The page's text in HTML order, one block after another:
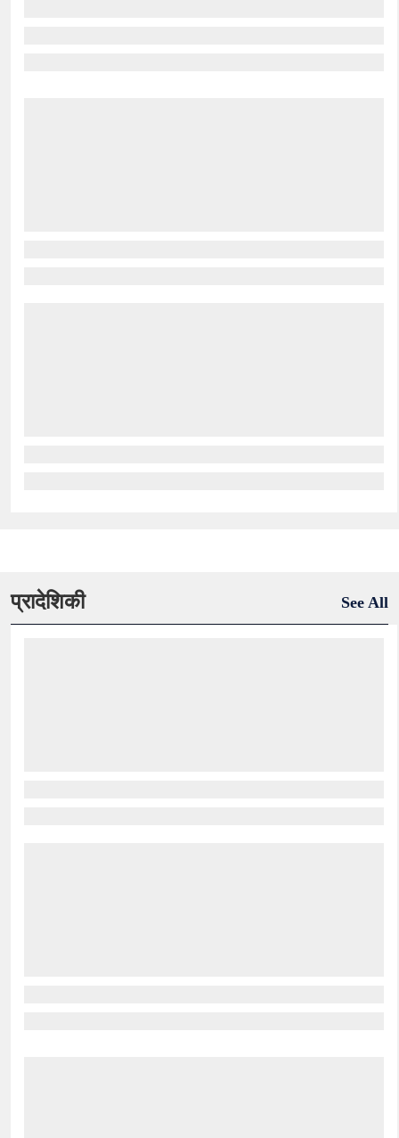
प्रादेशिकी See All